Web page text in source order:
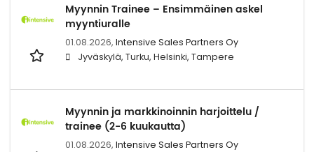
Myynnin Trainee – Ensimmäinen askel
myyntiuralle
01.08.2026, Intensive Sales Partners Oy
Jyväskylä, Turku, Helsinki, Tampere
Myynnin ja markkinoinnin harjoittelu /
trainee (2-6 kuukautta)
01.08.2026, Intensive Sales Partners Oy